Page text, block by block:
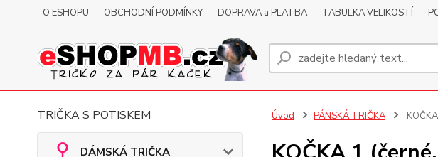
O ESHOPU OBCHODNÍ PODMÍNKY DOPRAVA a PLATBA TABULKA VELIKOSTÍ
TRIČKA S POTISKEM
DÁMSKÁ TRIČKA
Úvod PÁNSKÁ TRIČKA